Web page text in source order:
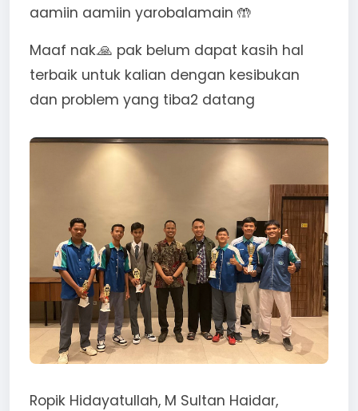
aamiin aamiin yarobalamain 🤲
Maaf nak.🙏 pak belum dapat kasih hal
terbaik untuk kalian dengan kesibukan
dan problem yang tiba2 datang
Ropik Hidayatullah, M Sultan Haidar,